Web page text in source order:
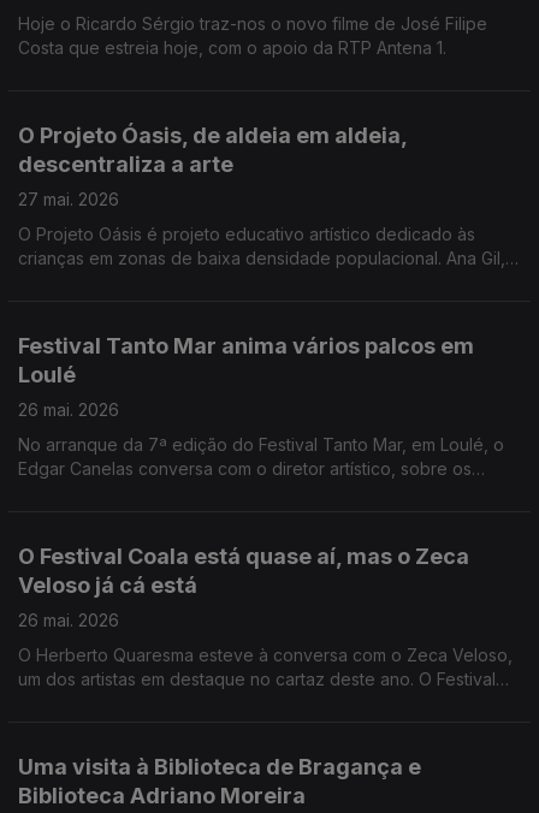
Hoje o Ricardo Sérgio traz-nos o novo filme de José Filipe
Costa que estreia hoje, com o apoio da RTP Antena 1.
O Projeto Óasis, de aldeia em aldeia,
descentraliza a arte
27 mai. 2026
O Projeto Oásis é projeto educativo artístico dedicado às
crianças em zonas de baixa densidade populacional. Ana Gil,
Festival Tanto Mar anima vários palcos em
Loulé
26 mai. 2026
No arranque da 7ª edição do Festival Tanto Mar, em Loulé, o
Edgar Canelas conversa com o diretor artístico, sobre os
O Festival Coala está quase aí, mas o Zeca
Veloso já cá está
26 mai. 2026
O Herberto Quaresma esteve à conversa com o Zeca Veloso,
um dos artistas em destaque no cartaz deste ano. O Festival
Uma visita à Biblioteca de Bragança e
Biblioteca Adriano Moreira